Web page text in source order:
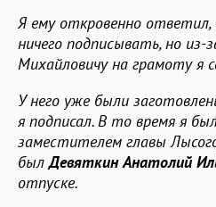
Я ему откровенно
ничего подписывать, но из-
Михайловичу на грамоту я
У него уже были
я подписал. В то время я
заместителем главы
былДевяткин Анатолий
отпуске.